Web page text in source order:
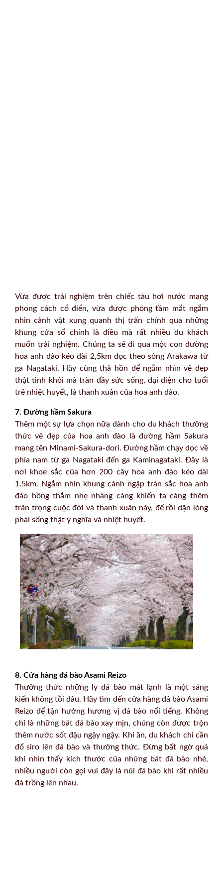
Vừa được trải nghiệm trên chiếc tàu hơi nước mang
phong cách cổ điển, vừa được phóng tầm mắt ngắm
nhìn cảnh vật xung quanh thị trấn chính qua những
khung cửa sổ chính là điều mà rất nhiều du khách
muốn trải nghiệm. Chúng ta sẽ đi qua một con đường
hoa anh đào kéo dài 2,5km dọc theo sông Arakawa từ
ga Nagataki. Hãy cùng thả hồn để ngắm nhìn vẻ đẹp
thật tinh khôi mà tràn đầy sức sống, đại diện cho tuổi
trẻ nhiệt huyết, là thanh xuân của hoa anh đào.
7. Đường hầm Sakura
Thêm một sự lựa chọn nữa dành cho du khách thưởng
thức vẻ đẹp của hoa anh đào là đường hầm Sakura
mang tên Minami-Sakura-dori. Đường hầm chạy dọc về
phía nam từ ga Nagataki đến ga Kaminagataki. Đây là
nơi khoe sắc của hơn 200 cây hoa anh đào kéo dài
1.5km. Ngắm nhìn khung cảnh ngập tràn sắc hoa anh
đào hồng thắm nhẹ nhàng càng khiến ta càng thêm
trân trọng cuộc đời và thanh xuân này, để rồi dặn lòng
phải sống thật ý nghĩa và nhiệt huyết.
8. Cửa hàng đá bào Asami Reizo
Thưởng thức những ly đá bào mát lạnh là một sáng
kiến không tồi đâu. Hãy tìm đến cửa hàng đá bào Asami
Reizo để tận hưởng hương vị đá bào nổi tiếng. Không
chỉ là những bát đá bào xay mịn, chúng còn được trộn
thêm nước sốt đậu ngậy ngậy. Khi ăn, du khách chỉ cần
đổ siro lên đá bào và thưởng thức. Đừng bất ngờ quá
khi nhìn thấy kích thước của những bát đá bào nhé,
nhiều người còn gọi vui đây là núi đá bào khi rất nhiều
đá trồng lên nhau.